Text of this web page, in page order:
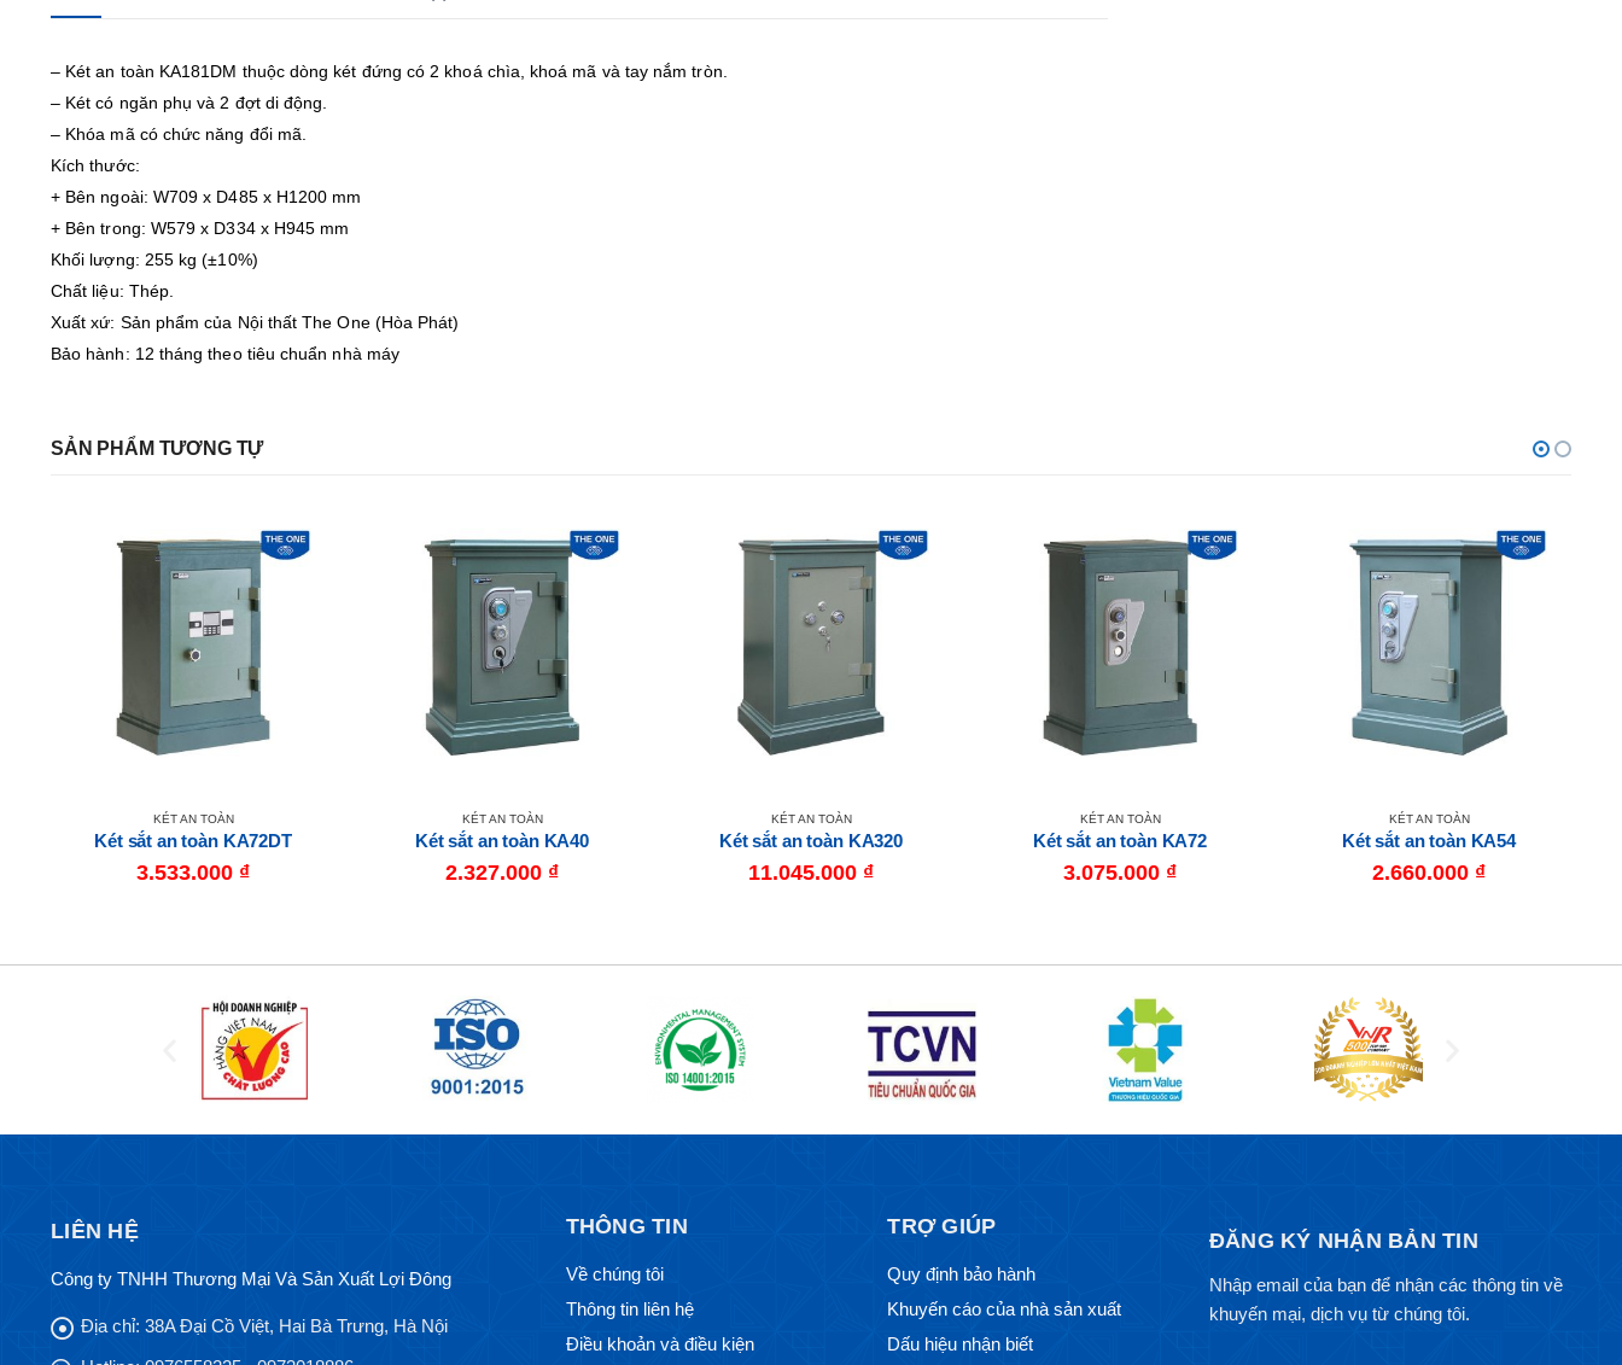
– Két an toàn KA181DM thuộc dòng két đứng có 2 khoá chìa, khoá mã và tay nắm tròn.
– Két có ngăn phụ và 2 đợt di động.
– Khóa mã có chức năng đổi mã.
Kích thước:
+ Bên ngoài: W709 x D485 x H1200 mm
+ Bên trong: W579 x D334 x H945 mm
Khối lượng: 255 kg (±10%)
Chất liệu: Thép.
Xuất xứ: Sản phẩm của Nội thất The One (Hòa Phát)
Bảo hành: 12 tháng theo tiêu chuẩn nhà máy
SẢN PHẨM TƯƠNG TỰ
KÉT AN TOÀN
Két sắt an toàn KA72DT
3.533.000 ₫
KÉT AN TOÀN
Két sắt an toàn KA40
2.327.000 ₫
KÉT AN TOÀN
Két sắt an toàn KA320
11.045.000 ₫
KÉT AN TOÀN
Két sắt an toàn KA72
3.075.000 ₫
KÉT AN TOÀN
Két sắt an toàn KA54
2.660.000 ₫
LIÊN HỆ
Công ty TNHH Thương Mại Và Sản Xuất Lợi Đông
Địa chỉ: 38A Đại Cồ Việt, Hai Bà Trưng, Hà Nội
THÔNG TIN
Về chúng tôi
Thông tin liên hệ
Điều khoản và điều kiện
TRỢ GIÚP
Quy định bảo hành
Khuyến cáo của nhà sản xuất
Dấu hiệu nhận biết
ĐĂNG KÝ NHẬN BẢN TIN
Nhập email của bạn để nhận các thông tin về
khuyến mại, dịch vụ từ chúng tôi.